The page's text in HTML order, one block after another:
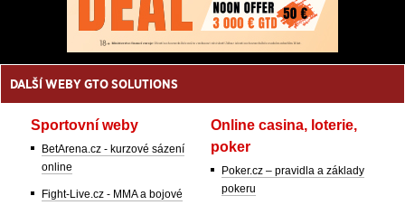
DALŠÍ WEBY GTO SOLUTIONS
Sportovní weby
BetArena.cz - kurzové sázení
online
Fight-Live.cz - MMA a bojové
Online casina, loterie,
poker
Poker.cz – pravidla a základy
pokeru